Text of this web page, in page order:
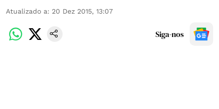
Atualizado a: 20 Dez 2015, 13:07
Siga-nos